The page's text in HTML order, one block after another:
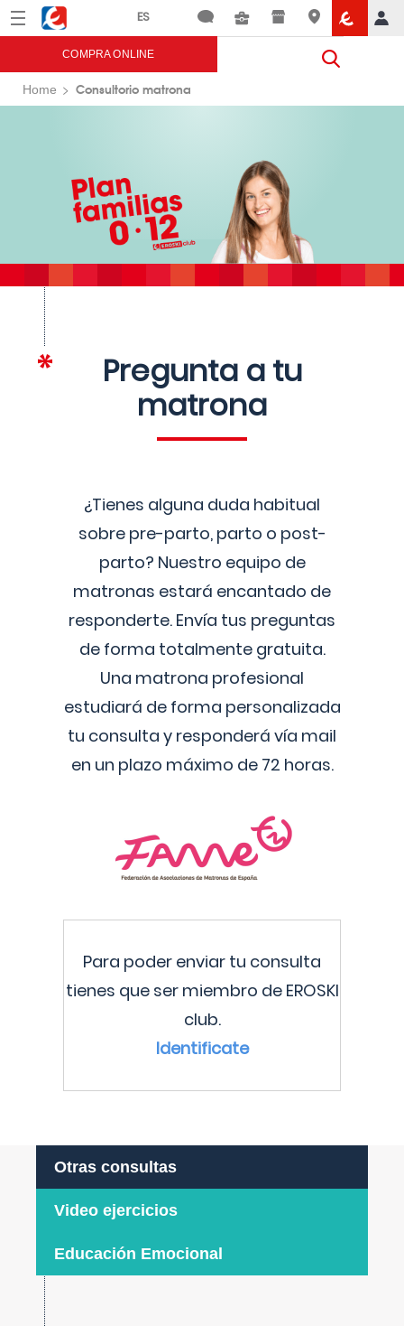
Menú Eroski
COMPRA ONLINE
Home Consultorio matrona
Pregunta a tu
matrona
¿Tienes alguna duda habitual
sobre pre-parto, parto o post-
parto? Nuestro equipo de
matronas estará encantado de
responderte. Envía tus preguntas
de forma totalmente gratuita.
Una matrona profesional
estudiará de forma personalizada
tu consulta y responderá vía mail
en un plazo máximo de 72 horas.
Para poder enviar tu consulta
tienes que ser miembro de EROSKI
club.
Identificate
Otras consultas
Video ejercicios
Educación Emocional